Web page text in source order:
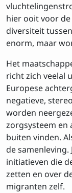
hier ooit voor
diversiteit
enorm, maar
Het
richt zich veelal
Europese
negatieve,
worden
zorgsysteem en
buiten vinden.
de
initiatieven die
zetten en over
migranten zelf.